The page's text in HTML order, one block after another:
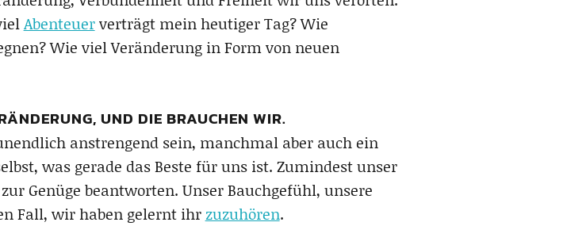
Abenteuerverträgt mein heutiger Tag? Wie
Wie viel Veränderung in Form von neuen
UND DIE BRAUCHEN WIR.
anstrengend sein, manchmal aber auch ein
was gerade das Beste für uns ist. Zumindest unser
Genüge beantworten. Unser Bauchgefühl, unsere
Fall, wir haben gelernt ihrzuzuhören.